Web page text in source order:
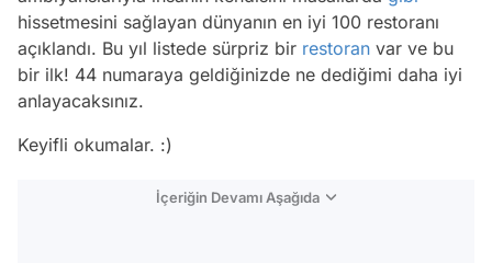
hissetmesini sağlayan dünyanın en iyi 100 restoranı
açıklandı. Bu yıl listede sürpriz bir restoran var ve bu
bir ilk! 44 numaraya geldiğinizde ne dediğimi daha iyi
anlayacaksınız.
Keyifli okumalar. :)
İçeriğin Devamı Aşağıda